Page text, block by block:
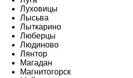
Луховицы
Лысьва
Лыткарино
Люберцы
Людиново
Лянтор
Магадан
Магнитогорск